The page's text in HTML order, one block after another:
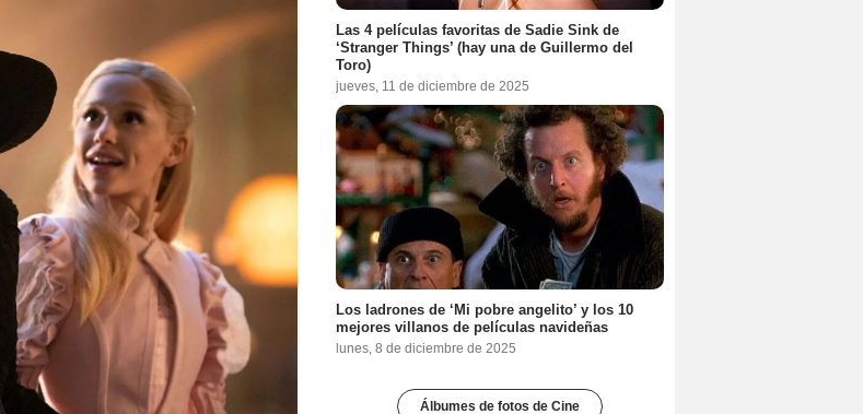
Las 4 películas favoritas de Sadie Sink de
‘Stranger Things’ (hay una de Guillermo del
Toro)
jueves, 11 de diciembre de 2025
Los ladrones de ‘Mi pobre angelito’ y los 10
mejores villanos de películas navideñas
lunes, 8 de diciembre de 2025
Álbumes de fotos de Cine